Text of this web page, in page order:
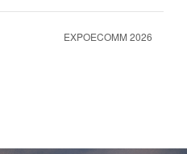
EXPOECOMM 2026